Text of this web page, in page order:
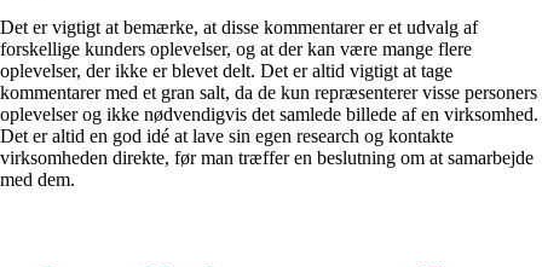
Det er vigtigt at bemærke, at disse kommentarer er et udvalg af
forskellige kunders oplevelser, og at der kan være mange flere
oplevelser, der ikke er blevet delt. Det er altid vigtigt at tage
kommentarer med et gran salt, da de kun repræsenterer visse personers
oplevelser og ikke nødvendigvis det samlede billede af en virksomhed.
Det er altid en god idé at lave sin egen research og kontakte
virksomheden direkte, før man træffer en beslutning om at samarbejde
med dem.